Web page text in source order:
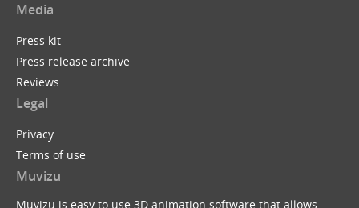
Media
Press kit
Press release archive
Reviews
Legal
Privacy
Terms of use
Muvizu
Muvizu is easy to use 3D animation software that allows